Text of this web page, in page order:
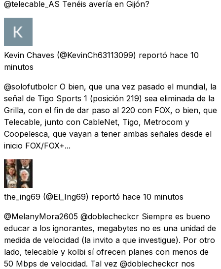
@telecable_AS Tenéis avería en Gijón?
Kevin Chaves (@KevinCh63113099) reportó hace 10
minutos
@solofutbolcr O bien, que una vez pasado el mundial, la
señal de Tigo Sports 1 (posición 219) sea eliminada de la
Grilla, con el fin de dar paso al 220 con FOX, o bien, que
Telecable, junto con CableNet, Tigo, Metrocom y
Coopelesca, que vayan a tener ambas señales desde el
inicio FOX/FOX+...
the_ing69 (@El_Ing69) reportó hace 10 minutos
@MelanyMora2605 @doblecheckcr Siempre es bueno
educar a los ignorantes, megabytes no es una unidad de
medida de velocidad (la invito a que investigue). Por otro
lado, telecable y kolbi sí ofrecen planes con menos de
50 Mbps de velocidad. Tal vez @doblecheckcr nos